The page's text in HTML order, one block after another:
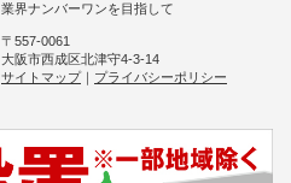
業界ナンバーワンを目指して
〒557-0061
大阪市西成区北津守4-3-14
サイトマップ｜ プライバシーポリシー